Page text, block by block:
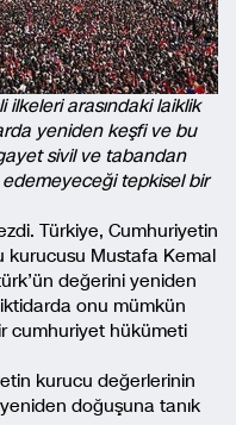
arasındaki laiklik
yeniden keşfi ve bu
sivil ve tabandan
tepkisel bir
Türkiye, Cumhuriyetin
kurucusu Mustafa Kemal
değerini yeniden
onu mümkün
cumhuriyet hükümeti
kurucu değerlerinin
doğuşuna tanık